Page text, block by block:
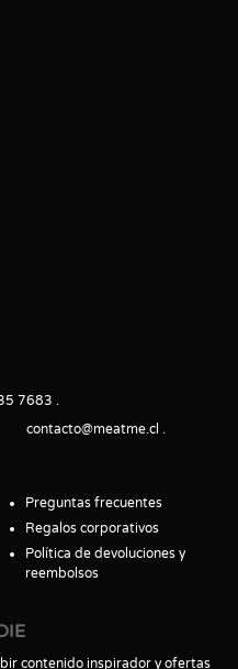
7683
contacto@meatme.cl
Preguntas frecuentes
Regalos corporativos
Política de devoluciones y
reembolsos
contenido inspirador y ofertas